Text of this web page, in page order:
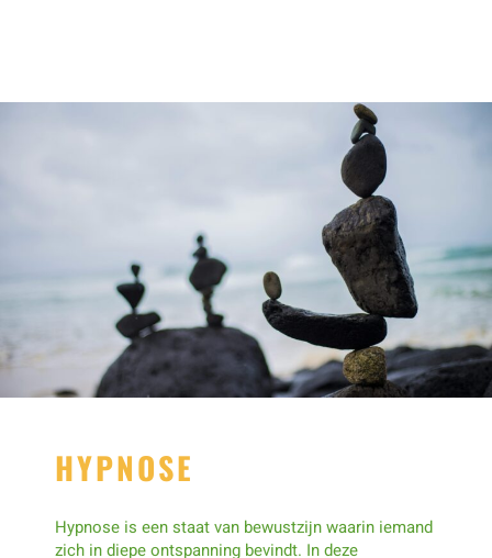
HYPNOSE
Hypnose is een staat van bewustzijn waarin iemand
zich in diepe ontspanning bevindt. In deze